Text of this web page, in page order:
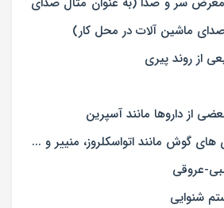
صدای ماشین آلات در محل کار)
از روند پیری
از داروها مانند آسپرین
های گوش مانند اتواسکلروز، منییر و ...
عروقی
شنوایی